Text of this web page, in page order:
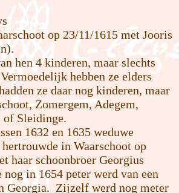
op 23/11/1615 met Jooris
hen 4 kinderen, maar slechts
hebben ze elders
ze daar nog kinderen, maar
Zomergem, Adegem,
of Sleidinge.
1632 en 1635 weduwe
hertrouwde in Waarschoot op
haar schoonbroer Georgius
nog in 1654 peter werd van een
Georgia. Zijzelf werd nog meter